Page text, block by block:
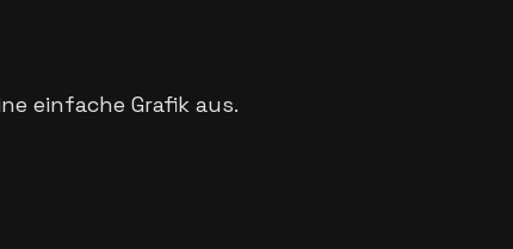
einfache Grafik aus.